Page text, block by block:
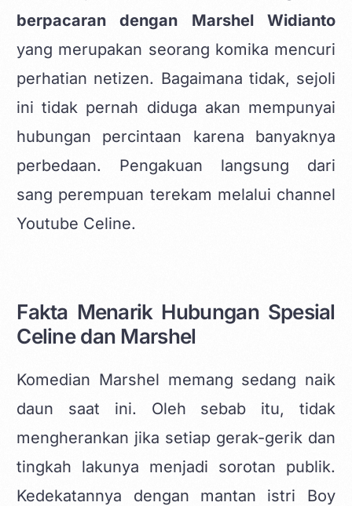
berpacaran dengan Marshel Widianto
yang merupakan seorang komika mencuri
perhatian netizen. Bagaimana tidak, sejoli
ini tidak pernah diduga akan mempunyai
hubungan percintaan karena banyaknya
perbedaan. Pengakuan langsung dari
sang perempuan terekam melalui channel
Youtube Celine.
Fakta Menarik Hubungan Spesial
Celine dan Marshel
Komedian Marshel memang sedang naik
daun saat ini. Oleh sebab itu, tidak
mengherankan jika setiap gerak-gerik dan
tingkah lakunya menjadi sorotan publik.
Kedekatannya dengan mantan istri Boy